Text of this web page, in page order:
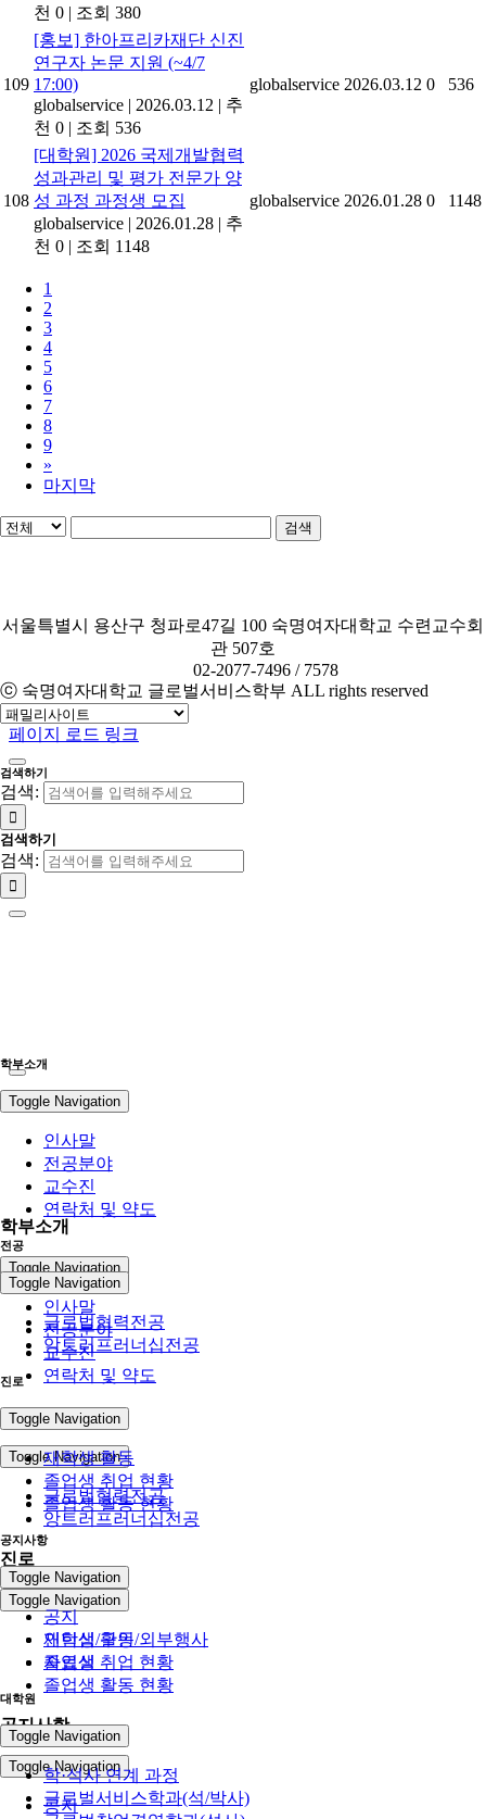
천 0 | 조회 380
109
[홍보] 한아프리카재단 신진
연구자 논문 지원 (~4/7
17:00)
globalservice | 2026.03.12 | 추
천 0 | 조회 536
globalservice 2026.03.12 0 536
108
[대학원] 2026 국제개발협력
성과관리 및 평가 전문가 양
성 과정 과정생 모집
globalservice | 2026.01.28 | 추
천 0 | 조회 1148
globalservice 2026.01.28 0 1148
1
2
3
4
5
6
7
8
9
»
마지막
검색
서울특별시 용산구 청파로47길 100 숙명여자대학교 수련교수회
관 507호
02-2077-7496 / 7578
ⓒ 숙명여자대학교 글로벌서비스학부 ALL rights reserved
페이지 로드 링크
검색하기
검색:
검색하기
검색:
학부소개
Toggle Navigation
인사말
전공분야
교수진
연락처 및 약도
전공
Toggle Navigation
글로벌협력전공
앙트러프러너십전공
진로
Toggle Navigation
재학생 활동
졸업생 취업 현황
졸업생 활동 현황
공지사항
Toggle Navigation
공지
인턴십/구인/외부행사
자료실
대학원
Toggle Navigation
학·석사 연계 과정
글로벌서비스학과(석/박사)
학부소개
Toggle Navigation
인사말
전공분야
교수진
연락처 및 약도
전공
Toggle Navigation
글로벌협력전공
앙트러프러너십전공
진로
Toggle Navigation
재학생 활동
졸업생 취업 현황
졸업생 활동 현황
공지사항
Toggle Navigation
공지